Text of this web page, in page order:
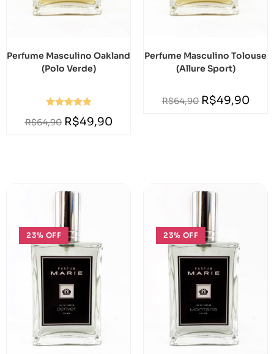
Perfume Masculino Oakland
(Polo Verde)
Avaliação
5.00 de 5
R$64,90 R$49,90
Perfume Masculino Tolouse
(Allure Sport)
R$64,90 R$49,90
23% OFF 23% OFF